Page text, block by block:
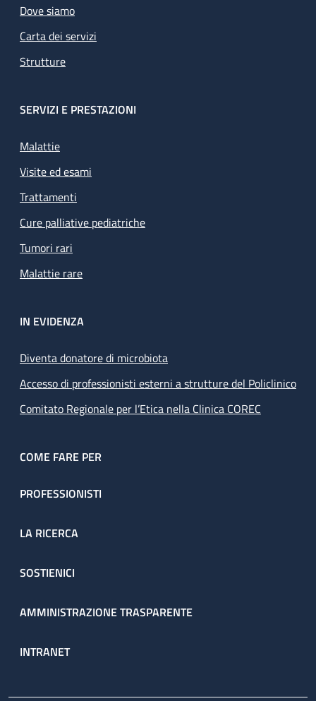
Dove siamo
Carta dei servizi
Strutture
SERVIZI E PRESTAZIONI
Malattie
Visite ed esami
Trattamenti
Cure palliative pediatriche
Tumori rari
Malattie rare
IN EVIDENZA
Diventa donatore di microbiota
Accesso di professionisti esterni a strutture del Policlinico
Comitato Regionale per l’Etica nella Clinica COREC
COME FARE PER
PROFESSIONISTI
LA RICERCA
SOSTIENICI
AMMINISTRAZIONE TRASPARENTE
INTRANET